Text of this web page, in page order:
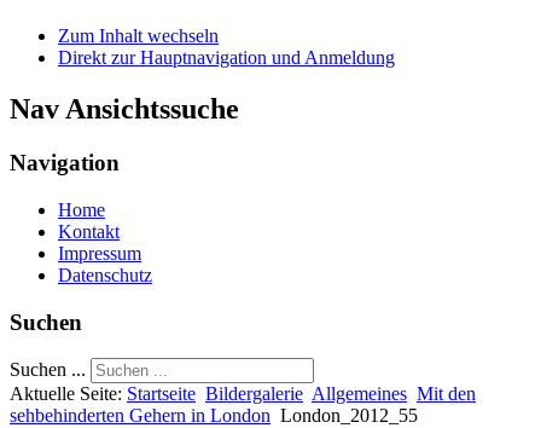
Zum Inhalt wechseln
Direkt zur Hauptnavigation und Anmeldung
Nav Ansichtssuche
Navigation
Home
Kontakt
Impressum
Datenschutz
Suchen
Suchen ...
Aktuelle Seite: Startseite Bildergalerie Allgemeines Mit den
sehbehinderten Gehern in London London_2012_55